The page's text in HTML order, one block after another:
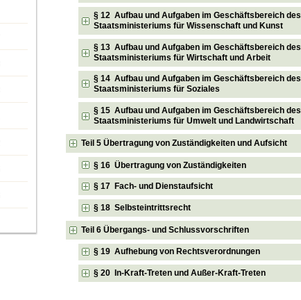
§ 12 Aufbau und Aufgaben im Geschäftsbereich des
Staatsministeriums für Wissenschaft und Kunst
§ 13 Aufbau und Aufgaben im Geschäftsbereich des
Staatsministeriums für Wirtschaft und Arbeit
§ 14 Aufbau und Aufgaben im Geschäftsbereich des
Staatsministeriums für Soziales
§ 15 Aufbau und Aufgaben im Geschäftsbereich des
Staatsministeriums für Umwelt und Landwirtschaft
Teil 5 Übertragung von Zuständigkeiten und Aufsicht
§ 16 Übertragung von Zuständigkeiten
§ 17 Fach- und Dienstaufsicht
§ 18 Selbsteintrittsrecht
Teil 6 Übergangs- und Schlussvorschriften
§ 19 Aufhebung von Rechtsverordnungen
§ 20 In-Kraft-Treten und Außer-Kraft-Treten